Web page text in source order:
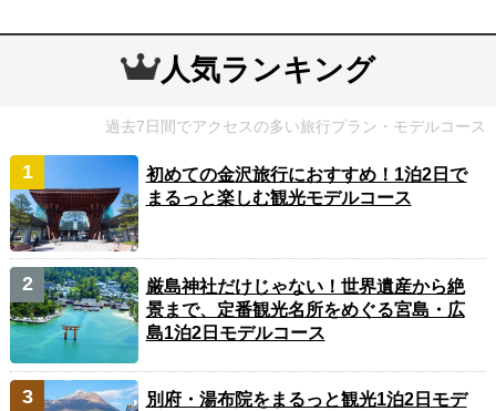
人気ランキング
過去7日間でアクセスの多い旅行プラン・モデルコース
初めての金沢旅行におすすめ！1泊2日で
まるっと楽しむ観光モデルコース
厳島神社だけじゃない！世界遺産から絶
景まで、定番観光名所をめぐる宮島・広
島1泊2日モデルコース
別府・湯布院をまるっと観光1泊2日モデ